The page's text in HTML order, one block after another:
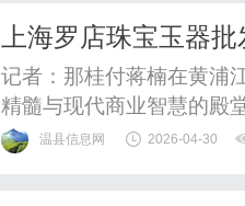
1.师资背景量化验证要求
上海罗店珠宝玉器
新篇章
记者：那桂付蒋楠在黄浦
精髓与现代商业智慧的
姿态，向全球珠宝玉石行
温县信息网 2026-04-30